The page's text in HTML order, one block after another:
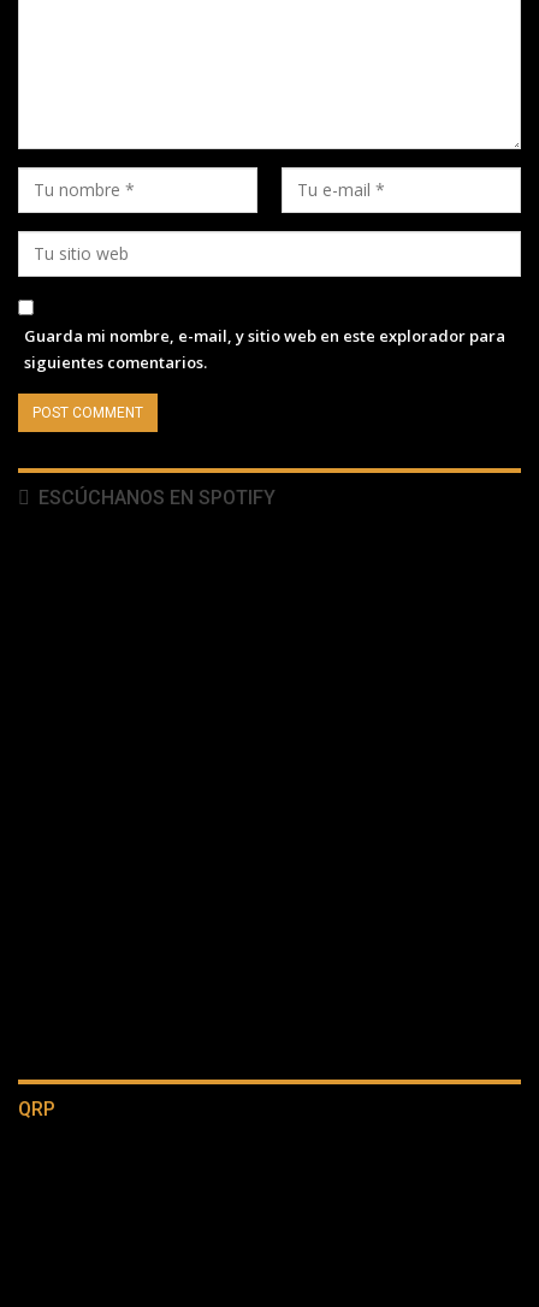
Guarda mi nombre, e-mail, y sitio web en este explorador para
siguientes comentarios.
ESCÚCHANOS EN SPOTIFY
QRP